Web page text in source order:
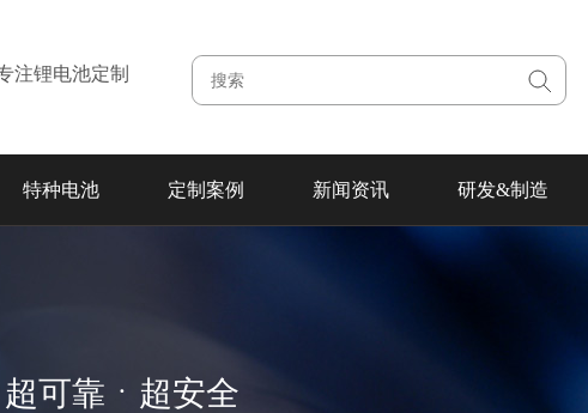
注锂电池定制
特种电池 定制案例 新闻资讯 研发&制造
超可靠ㆍ超安全